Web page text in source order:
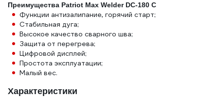
Преимущества Patriot Max Welder DC-180 C
Функции антизалипание, горячий старт;
Стабильная дуга;
Высокое качество сварного шва;
Защита от перегрева;
Цифровой дисплей;
Простота эксплуатации;
Малый вес.
Характеристики